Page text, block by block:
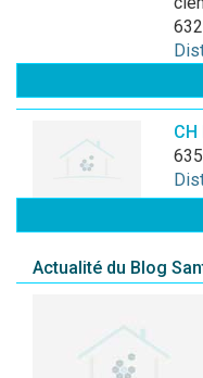
CH
Actualité du Blog